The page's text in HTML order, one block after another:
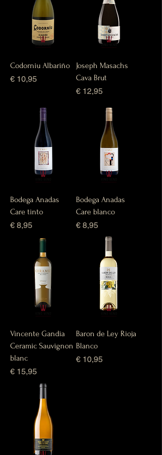
Codorniu Albariño
Prijs
€ 10,95
Joseph Masachs
Cava Brut
Prijs
€ 12,95
Bodega Anadas
Care tinto
Prijs
€ 8,95
Bodega Anadas
Care blanco
Prijs
€ 8,95
Vincente Gandia
Ceramic Sauvignon
blanc
Prijs
€ 15,95
Baron de Ley Rioja
Blanco
Prijs
€ 10,95